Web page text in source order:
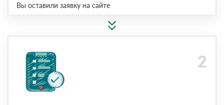
Вы оставили заявку на сайте